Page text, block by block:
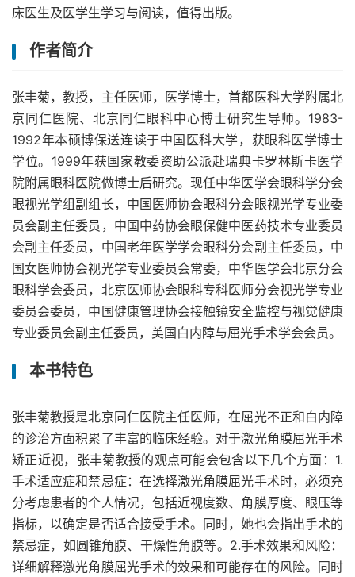
床医生及医学生学习与阅读，值得出版。
作者简介
张丰菊，教授，主任医师，医学博士，首都医科大学附属北
京同仁医院、北京同仁眼科中心博士研究生导师。1983-
1992年本硕博保送连读于中国医科大学，获眼科医学博士
学位。1999年获国家教委资助公派赴瑞典卡罗林斯卡医学
院附属眼科医院做博士后研究。现任中华医学会眼科学分会
眼视光学组副组长，中国医师协会眼科分会眼视光学专业委
员会副主任委员，中国中药协会眼保健中医药技术专业委员
会副主任委员，中国老年医学学会眼科分会副主任委员，中
国女医师协会视光学专业委员会常委，中华医学会北京分会
眼科学会委员，北京医师协会眼科专科医师分会视光学专业
委员会委员，中国健康管理协会接触镜安全监控与视觉健康
专业委员会副主任委员，美国白内障与屈光手术学会会员。
本书特色
张丰菊教授是北京同仁医院主任医师，在屈光不正和白内障
的诊治方面积累了丰富的临床经验。对于激光角膜屈光手术
矫正近视，张丰菊教授的观点可能会包含以下几个方面：1.
手术适应症和禁忌症：在选择激光角膜屈光手术时，必须充
分考虑患者的个人情况，包括近视度数、角膜厚度、眼压等
指标，以确定是否适合接受手术。同时，她也会指出手术的
禁忌症，如圆锥角膜、干燥性角膜等。2.手术效果和风险：
详细解释激光角膜屈光手术的效果和可能存在的风险。同时